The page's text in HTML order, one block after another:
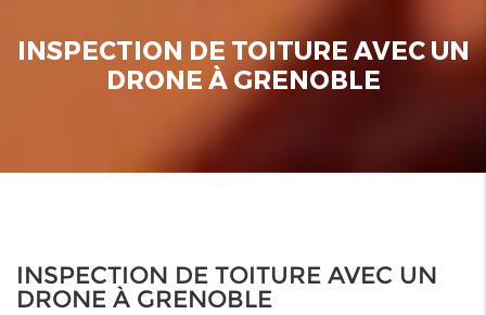
INSPECTION DE TOITURE AVEC UN
DRONE À GRENOBLE
INSPECTION DE TOITURE AVEC UN
DRONE À GRENOBLE